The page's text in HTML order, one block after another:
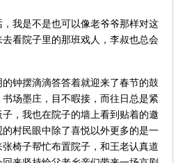
我是不是也可以像老爷爷那样对这
看院子里的那班戏人，李叔也总会
钟摆滴滴答答着就迎来了春节的鼓
场墨庄，目不暇接，而往日总是紧
，我也在院子的墙上看到贴着的邀
村民眼中除了喜悦以外更多的是一
椅子帮忙布置院子，和王老认真道